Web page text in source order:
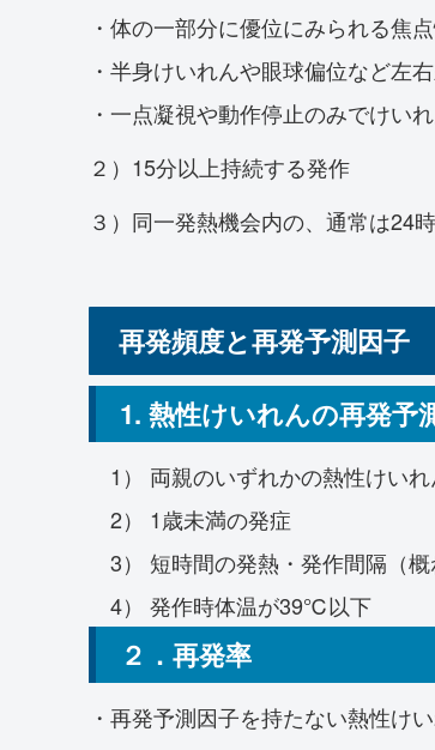
・体の一部分に優位にみられる焦
・半身けいれんや眼球偏位など左
・一点凝視や動作停止のみでけい
２）15分以上持続する発作
３）同一発熱機会内の、通常は24
再発頻度と再発予測因子
1. 熱性けいれんの再発予
1） 両親のいずれかの熱性けい
2） 1歳未満の発症
3） 短時間の発熱・発作間隔（概
4） 発作時体温が39℃以下
２．再発率
・再発予測因子を持たない熱性け